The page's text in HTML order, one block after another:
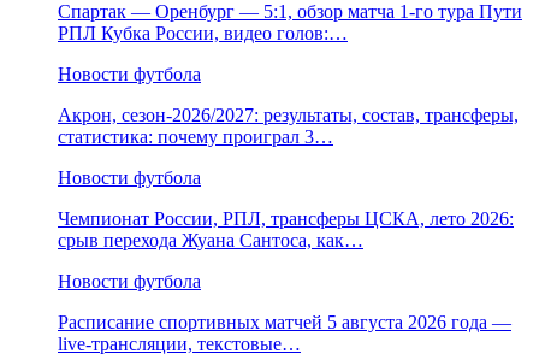
Спартак — Оренбург — 5:1, обзор матча 1-го тура Пути
РПЛ Кубка России, видео голов:…
Новости футбола
Акрон, сезон-2026/2027: результаты, состав, трансферы,
статистика: почему проиграл 3…
Новости футбола
Чемпионат России, РПЛ, трансферы ЦСКА, лето 2026:
срыв перехода Жуана Сантоса, как…
Новости футбола
Расписание спортивных матчей 5 августа 2026 года —
live-трансляции, текстовые…